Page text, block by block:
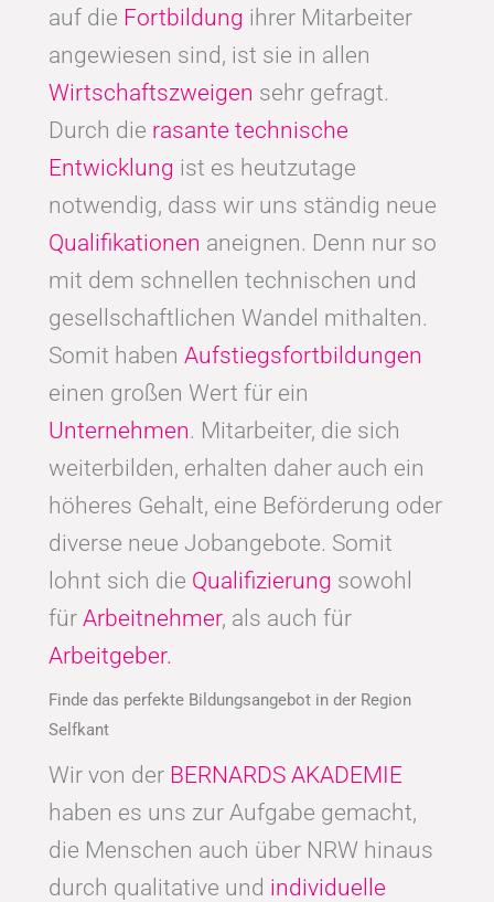
auf die Fortbildung ihrer Mitarbeiter
angewiesen sind, ist sie in allen
Wirtschaftszweigen sehr gefragt.
Durch die rasante technische
Entwicklung ist es heutzutage
notwendig, dass wir uns ständig neue
Qualifikationen aneignen. Denn nur so
mit dem schnellen technischen und
gesellschaftlichen Wandel mithalten.
Somit haben Aufstiegsfortbildungen
einen großen Wert für ein
Unternehmen. Mitarbeiter, die sich
weiterbilden, erhalten daher auch ein
höheres Gehalt, eine Beförderung oder
diverse neue Jobangebote. Somit
lohnt sich die Qualifizierung sowohl
für Arbeitnehmer, als auch für
Arbeitgeber.
Finde das perfekte Bildungsangebot in der Region
Selfkant
Wir von der BERNARDS AKADEMIE
haben es uns zur Aufgabe gemacht,
die Menschen auch über NRW hinaus
durch qualitative und individuelle